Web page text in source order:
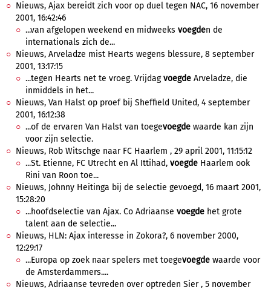
Nieuws, Ajax bereidt zich voor op duel tegen NAC, 16 november
2001, 16:42:46
...van afgelopen weekend en midweeks voegden de
internationals zich de...
Nieuws, Arveladze mist Hearts wegens blessure, 8 september
2001, 13:17:15
...tegen Hearts net te vroeg. Vrijdagvoegde Arveladze, die
inmiddels in het...
Nieuws, Van Halst op proef bij Sheffield United, 4 september
2001, 16:12:38
...of de ervaren Van Halst van toegevoegde waarde kan zijn
voor zijn selectie.
Nieuws, Rob Witschge naar FC Haarlem , 29 april 2001, 11:15:12
...St. Etienne, FC Utrecht en Al Ittihad, voegde Haarlem ook
Rini van Roon toe...
Nieuws, Johnny Heitinga bij de selectie gevoegd, 16 maart 2001,
15:28:20
...hoofdselectie van Ajax. Co Adriaanse voegde het grote
talent aan de selectie...
Nieuws, HLN: Ajax interesse in Zokora?, 6 november 2000,
12:29:17
...Europa op zoek naar spelers met toegevoegde waarde voor
de Amsterdammers....
Nieuws, Adriaanse tevreden over optreden Sier , 5 november